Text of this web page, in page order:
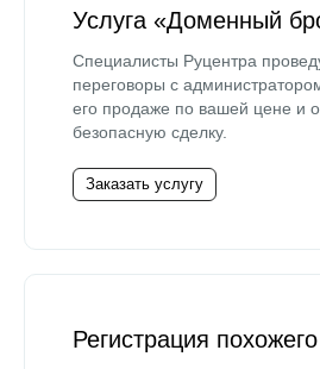
Услуга «Доменный
Специалисты Руцентра
переговоры с
его продаже по вашей цене и
безопасную сделку.
Заказать услугу
Регистрация